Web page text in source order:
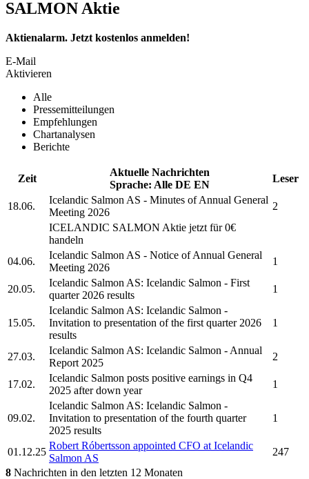
SALMON Aktie
Aktienalarm. Jetzt kostenlos anmelden!
E-Mail
Aktivieren
Alle
Pressemitteilungen
Empfehlungen
Chartanalysen
Berichte
Zeit
Aktuelle Nachrichten
Sprache: Alle DE EN
Leser
18.06.
Icelandic Salmon AS - Minutes of Annual General
Meeting 2026
2
ICELANDIC SALMON Aktie jetzt für 0€
handeln
04.06.
Icelandic Salmon AS - Notice of Annual General
Meeting 2026
1
20.05.
Icelandic Salmon AS: Icelandic Salmon - First
quarter 2026 results
1
15.05.
Icelandic Salmon AS: Icelandic Salmon -
Invitation to presentation of the first quarter 2026
results
1
27.03.
Icelandic Salmon AS: Icelandic Salmon - Annual
Report 2025
2
17.02.
Icelandic Salmon posts positive earnings in Q4
2025 after down year
1
09.02.
Icelandic Salmon AS: Icelandic Salmon -
Invitation to presentation of the fourth quarter
2025 results
1
01.12.25
Robert Róbertsson appointed CFO at Icelandic
Salmon AS
247
8 Nachrichten in den letzten 12 Monaten